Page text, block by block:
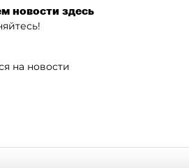
новости здесь
на новости